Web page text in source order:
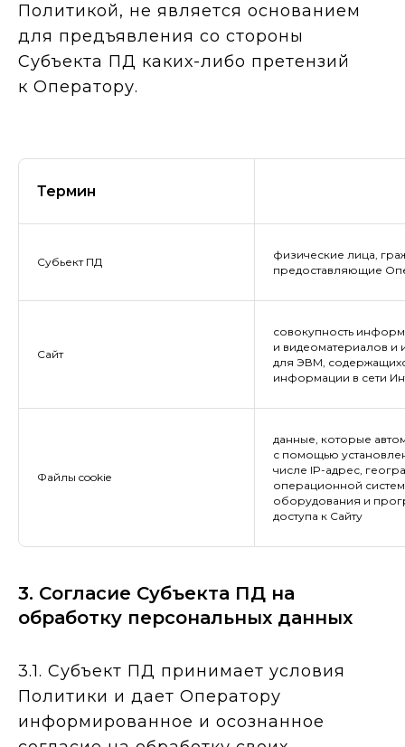
Политикой, не является основанием
для предъявления со стороны
Субъекта ПД каких-либо претензий
к Оператору.
Термин
Субьект ПД
физические лица,
предоставляющие
Сайт
совокупность
и видеоматериалов и
для ЭВМ,
информации в сети
Файлы cookie
данные, которые
с помощью
числе IP-адрес,
операционной
оборудования и
доступа к Сайту
3. Согласие Субъекта ПД на
обработку персональных данных
3.1. Субъект ПД принимает условия
Политики и дает Оператору
информированное и осознанное